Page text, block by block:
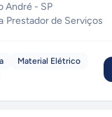
André - SP
·Prestador de Serviços
Material Elétrico